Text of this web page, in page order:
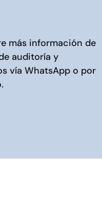
más información de
auditoría y
vía WhatsAppo por